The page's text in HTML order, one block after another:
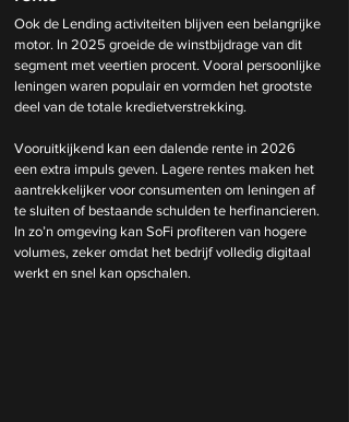
Ook de Lending activiteiten blijven een belangrijke
motor. In 2025 groeide de winstbijdrage van dit
segment met veertien procent. Vooral persoonlijke
leningen waren populair en vormden het grootste
deel van de totale kredietverstrekking.
Vooruitkijkend kan een dalende rente in 2026
een extra impuls geven. Lagere rentes maken het
aantrekkelijker voor consumenten om leningen af
te sluiten of bestaande schulden te herfinancieren.
In zo’n omgeving kan SoFi profiteren van hogere
volumes, zeker omdat het bedrijf volledig digitaal
werkt en snel kan opschalen.